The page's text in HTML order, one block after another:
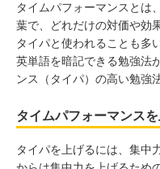
タイムパフォーマンスとは
葉で、どれだけの対価や効
タイパと使われることも多
英単語を暗記できる勉強法
ンス（タイパ）の高い勉強
タイムパフォーマンス
タイパを上げるには、集中